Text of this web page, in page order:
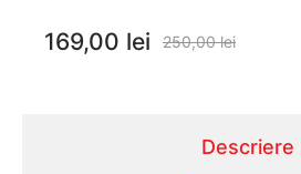
169,00 lei 250,00 lei
Descriere